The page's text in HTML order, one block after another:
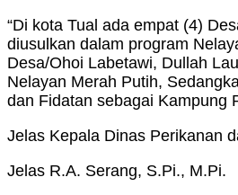
“Di kota Tual ada empat (4)
diusulkan dalam program
Desa/Ohoi Labetawi, Dullah
Nelayan Merah Putih,
dan Fidatan sebagai Kampung
Jelas Kepala Dinas Perikanan
Jelas R.A. Serang, S.Pi., M.Pi.